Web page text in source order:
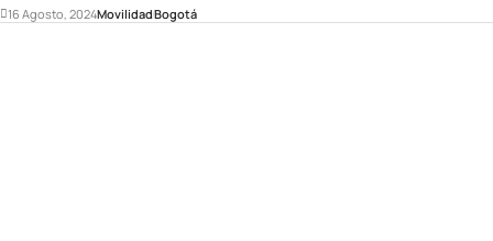
16 Agosto, 2024MovilidadBogotá